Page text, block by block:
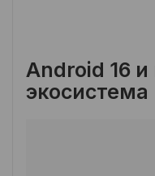
Android 16
экосистема